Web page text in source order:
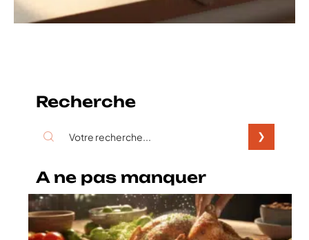
Recherche
A ne pas manquer